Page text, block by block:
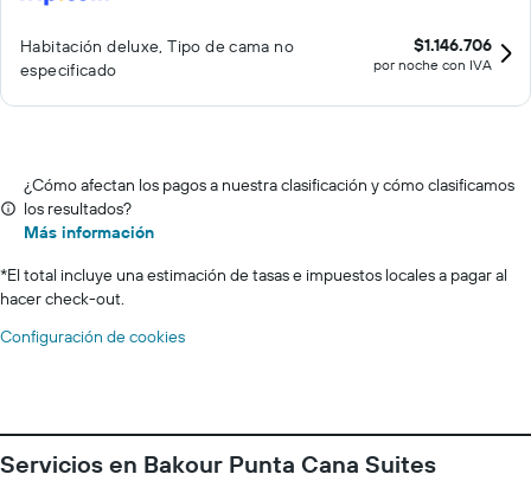
Habitación deluxe, Tipo de cama no
especificado
$1.146.706
por noche con IVA
¿Cómo afectan los pagos a nuestra clasificación y cómo clasificamos
los resultados?
Más información
*El total incluye una estimación de tasas e impuestos locales a pagar al
hacer check-out.
Configuración de cookies
Servicios en Bakour Punta Cana Suites